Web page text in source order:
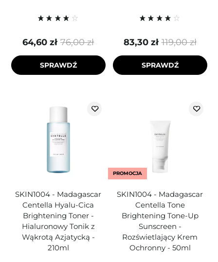
76,00 zł
64,60 zł
SPRAWDŹ
119,00 zł
83,30 zł
SPRAWDŹ
SKIN1004 - Madagascar
Centella Hyalu-Cica
Brightening Toner -
Hialuronowy Tonik z
Wąkrotą Azjatycką -
210ml
PROMOCJA
SKIN1004 - Madagascar
Centella Tone
Brightening Tone-Up
Sunscreen -
Rozświetlający Krem
Ochronny - 50ml